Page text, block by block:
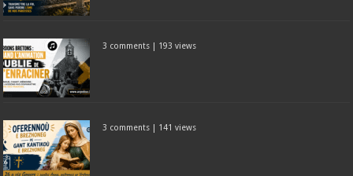
3 comments | 193 views
3 comments | 141 views